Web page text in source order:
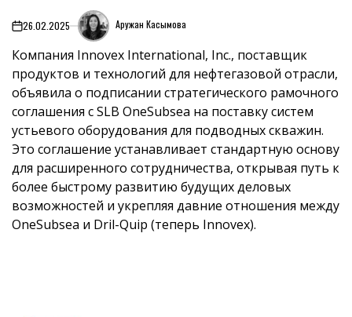
on26.02.2025 Аружан Касымова
Компания Innovex International, Inc., поставщик
продуктов и технологий для нефтегазовой отрасли,
объявила о подписании стратегического рамочного
соглашения с SLB OneSubsea на поставку систем
устьевого оборудования для подводных скважин.
Это соглашение устанавливает стандартную основу
для расширенного сотрудничества, открывая путь к
более быстрому развитию будущих деловых
возможностей и укрепляя давние отношения между
OneSubsea и Dril-Quip (теперь Innovex).